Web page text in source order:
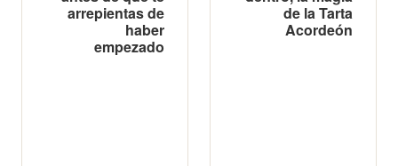
arrepientas de
haber
empezado
de la Tarta
Acordeón